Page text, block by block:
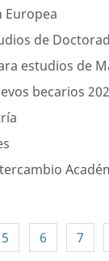
Europea
de
estudios de
becarios
5 6 7